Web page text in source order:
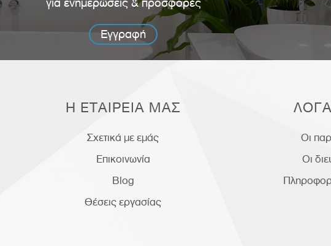
Εγγραφή
Η ΕΤΑΙΡΕΙΑ ΜΑΣ
Σχετικά με εμάς
Επικοινωνία
Blog
Θέσεις εργασίας
Οι
Οι